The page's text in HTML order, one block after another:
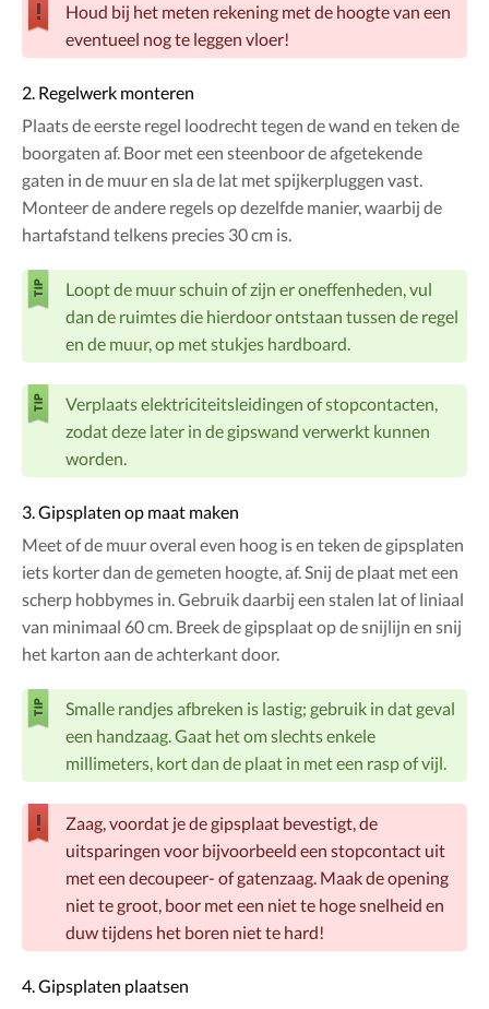
Houd bij het meten rekening met de hoogte van een
eventueel nog te leggen vloer!
2. Regelwerk monteren
Plaats de eerste regel loodrecht tegen de wand en teken de
boorgaten af. Boor met een steenboor de afgetekende
gaten in de muur en sla de lat met spijkerpluggen vast.
Monteer de andere regels op dezelfde manier, waarbij de
hartafstand telkens precies 30 cm is.
Loopt de muur schuin of zijn er oneffenheden, vul
dan de ruimtes die hierdoor ontstaan tussen de regel
en de muur, op met stukjes hardboard.
Verplaats elektriciteitsleidingen of stopcontacten,
zodat deze later in de gipswand verwerkt kunnen
worden.
3. Gipsplaten op maat maken
Meet of de muur overal even hoog is en teken de gipsplaten
iets korter dan de gemeten hoogte, af. Snij de plaat met een
scherp hobbymes in. Gebruik daarbij een stalen lat of liniaal
van minimaal 60 cm. Breek de gipsplaat op de snijlijn en snij
het karton aan de achterkant door.
Smalle randjes afbreken is lastig; gebruik in dat geval
een handzaag. Gaat het om slechts enkele
millimeters, kort dan de plaat in met een rasp of vijl.
Zaag, voordat je de gipsplaat bevestigt, de
uitsparingen voor bijvoorbeeld een stopcontact uit
met een decoupeer- of gatenzaag. Maak de opening
niet te groot, boor met een niet te hoge snelheid en
duw tijdens het boren niet te hard!
4. Gipsplaten plaatsen